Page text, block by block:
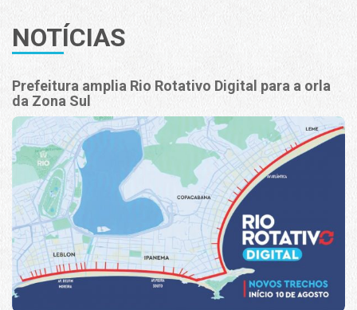
NOTÍCIAS
Prefeitura amplia Rio Rotativo Digital para a orla
da Zona Sul